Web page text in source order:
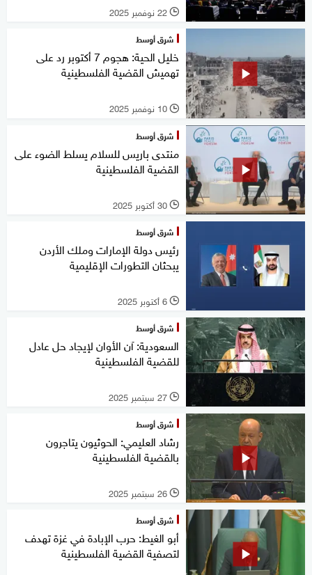
l 22 نوفمبر 2025
شرق أوسط
خليل الحية: هجوم 7 أكتوبر رد على
تهميش القضية الفلسطينية
l 10 نوفمبر 2025
شرق أوسط
منتدى باريس للسلام يسلط الضوء على
القضية الفلسطينية
l 30 أكتوبر 2025
شرق أوسط
رئيس دولة الإمارات وملك الأردن
يبحثان التطورات الإقليمية
l 6 أكتوبر 2025
شرق أوسط
السعودية: آن الأوان لإيجاد حل عادل
للقضية الفلسطينية
l 27 سبتمبر 2025
شرق أوسط
رشاد العليمي: الحوثيون يتاجرون
بالقضية الفلسطينية
l 26 سبتمبر 2025
شرق أوسط
أبو الغيط: حرب الإبادة في غزة تهدف
لتصفية القضية الفلسطينية